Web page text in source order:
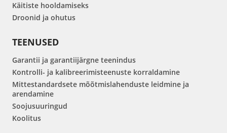
Käitiste hooldamiseks
Droonid ja ohutus
TEENUSED
Garantii ja garantiijärgne teenindus
Kontrolli- ja kalibreerimisteenuste korraldamine
Mittestandardsete mõõtmislahenduste leidmine ja
arendamine
Soojusuuringud
Koolitus